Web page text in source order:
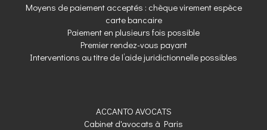
Moyens de paiement acceptés : chèque virement espèce
carte bancaire
Paiement en plusieurs fois possible
Premier rendez-vous payant
Interventions au titre de l’aide juridictionnelle possibles
ACCANTO AVOCATS
Cabinet d'avocats à Paris